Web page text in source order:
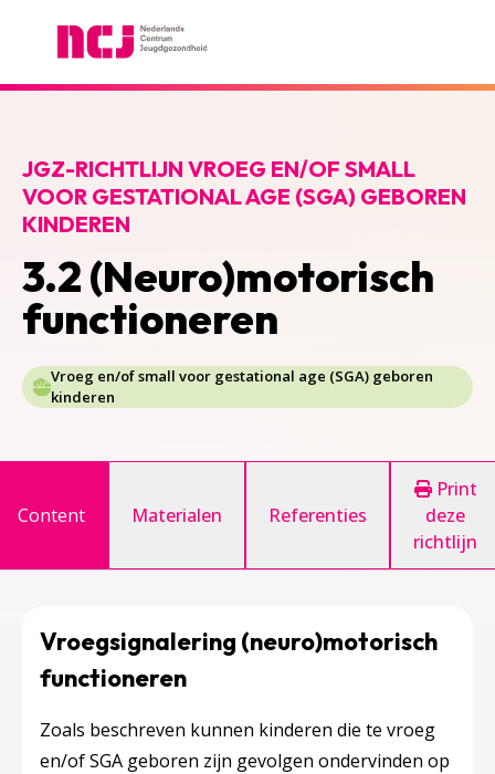
3.2 (Neuro)motorisch
functioneren
JGZ-RICHTLIJN VROEG EN/OF SMALL
VOOR GESTATIONAL AGE (SGA) GEBOREN
KINDEREN
Vroeg en/of small voor gestational age (SGA) geboren
kinderen
Content Materialen Referenties
Print
deze
richtlijn
Vroegsignalering (neuro)motorisch
functioneren
Zoals beschreven kunnen kinderen die te vroeg
en/of SGA geboren zijn gevolgen ondervinden op